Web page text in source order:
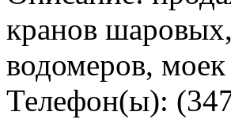
кранов
водомеров,
Телефон(ы):